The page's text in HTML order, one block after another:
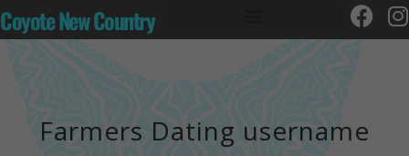
Coyote New Country
Farmers Dating username